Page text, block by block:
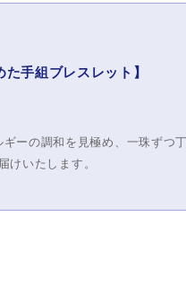
手組ブレスレット】
ーの調和を見極め、一珠ずつ
けいたします。